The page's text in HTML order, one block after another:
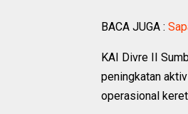
BACA JUGA :
KAI Divre II
peningkatan
operasional